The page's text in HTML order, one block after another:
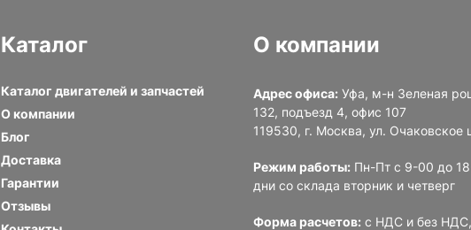
Каталог
Каталог двигателей и запчастей
О компании
Блог
Доставка
Гарантии
Отзывы
О компании
Адрес офиса: Уфа, м-н Зеленая
132, подъезд 4, офис 107
119530, г. Москва, ул. Очаковское
Режим работы: Пн-Пт с 9-00 до
дни со склада вторник и четверг
Форма расчетов: с НДС и без